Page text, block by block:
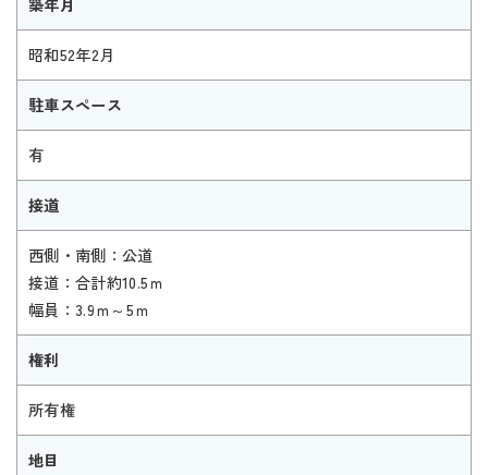
築年月
昭和52年2月
駐車スペース
有
接道
西側・南側：公道
接道：合計約10.5ｍ
幅員：3.9ｍ～5ｍ
権利
所有権
地目